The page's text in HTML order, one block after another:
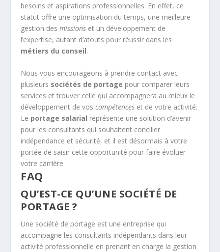
besoins et aspirations professionnelles. En effet, ce
statut offre une optimisation du temps, une meilleure
gestion desmissions et un développement de
l’expertise, autant d’atouts pour réussir dans les
métiers du conseil.
Nous vous encourageons à prendre contact avec
plusieurs sociétés de portage pour comparer leurs
services et trouver celle qui accompagnera au mieux le
développement de voscompétences et de votre activité.
Le portage salarial représente une solution d’avenir
pour les consultants qui souhaitent concilier
indépendance et sécurité, et il est désormais à votre
portée de saisir cette opportunité pour faire évoluer
votre carrière.
FAQ
QU’EST-CE QU’UNE SOCIÉTÉ DE
PORTAGE ?
Une société de portage est une entreprise qui
accompagne les consultants indépendants dans leur
activité professionnelle en prenant en charge la gestion